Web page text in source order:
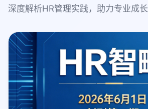
深度解析HR管理实践，助力专业成长